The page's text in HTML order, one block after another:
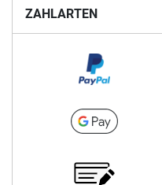
ZAHLARTEN